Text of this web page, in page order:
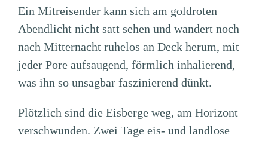
Ein Mitreisender kann sich am goldroten
Abendlicht nicht satt sehen und wandert noch
nach Mitternacht ruhelos an Deck herum, mit
jeder Pore aufsaugend, förmlich inhalierend,
was ihn so unsagbar faszinierend dünkt.
Plötzlich sind die Eisberge weg, am Horizont
verschwunden. Zwei Tage eis- und landlose